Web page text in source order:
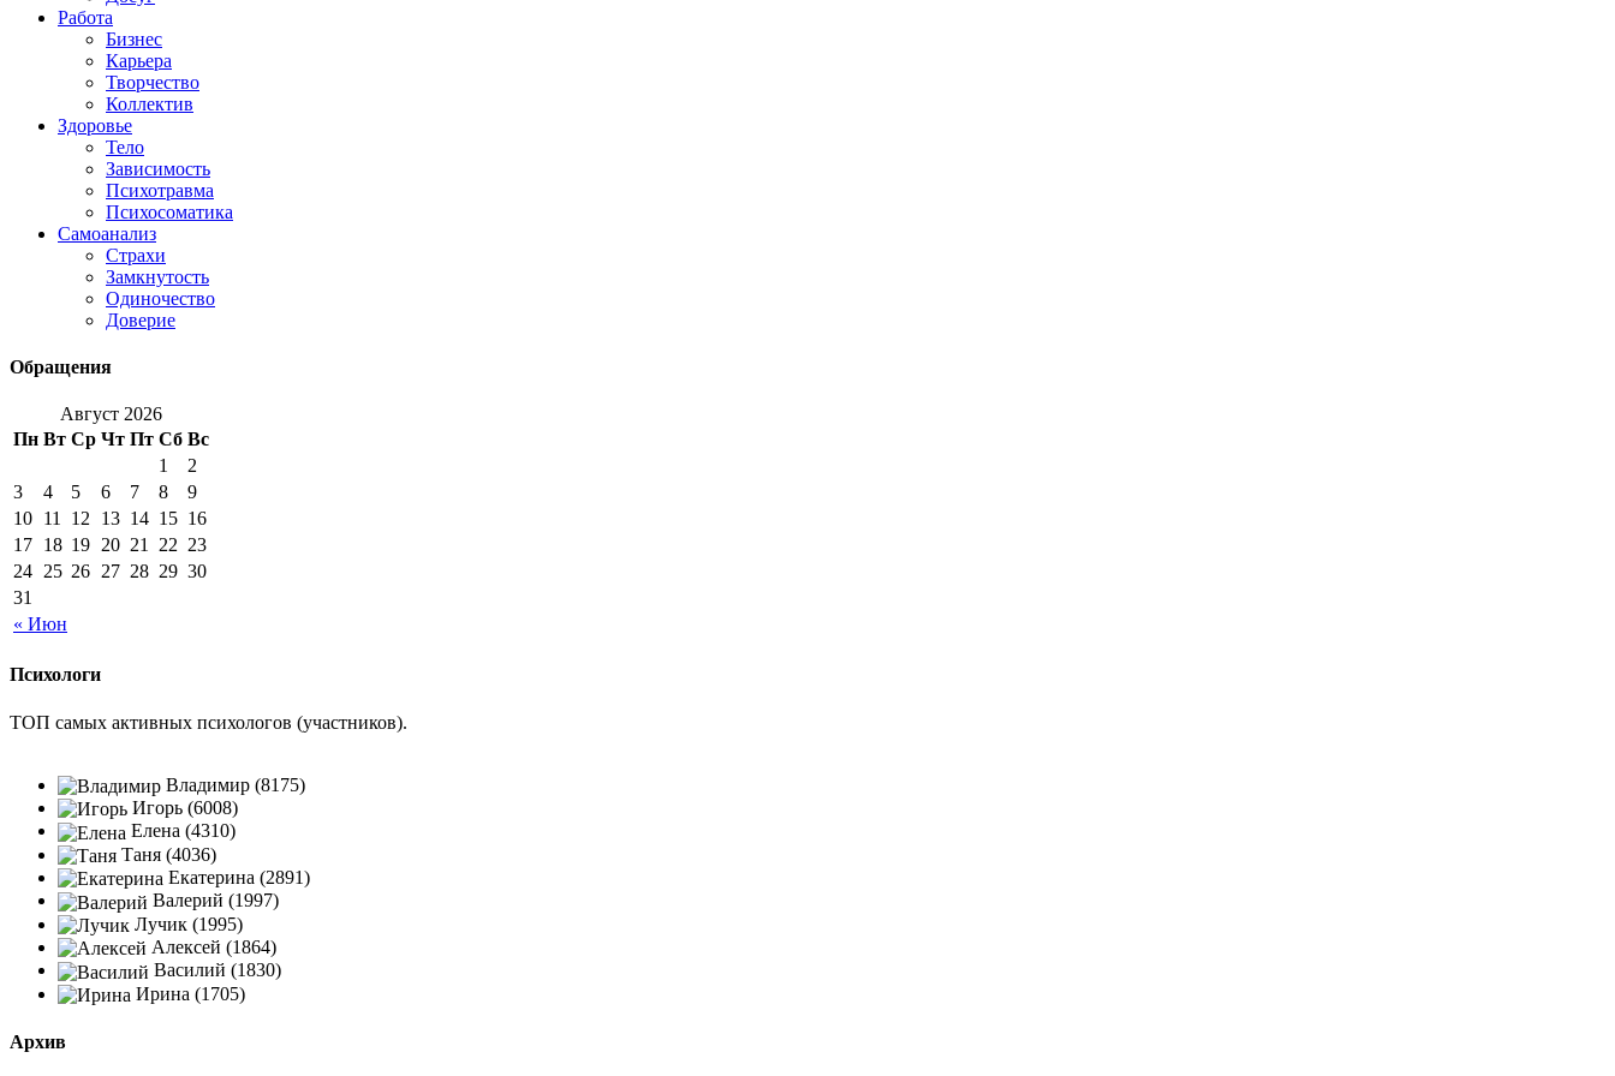
Работа
Бизнес
Карьера
Творчество
Коллектив
Здоровье
Тело
Зависимость
Психотравма
Психосоматика
Самоанализ
Страхи
Замкнутость
Одиночество
Доверие
Обращения
Август 2026
Пн Вт Ср Чт Пт Сб Вс
« Июн
1
2
3
4 5 6 7 8
9
10 11 12 13 14 15 16
17 18 19 20 21 22 23
24 25 26 27 28 29 30
31
Психологи
ТОП самых активных психологов (участников).
Владимир (8175)
Игорь (6008)
Елена (4310)
Таня (4036)
Екатерина (2891)
Валерий (1997)
Лучик (1995)
Алексей (1864)
Василий (1830)
Ирина (1705)
Архив